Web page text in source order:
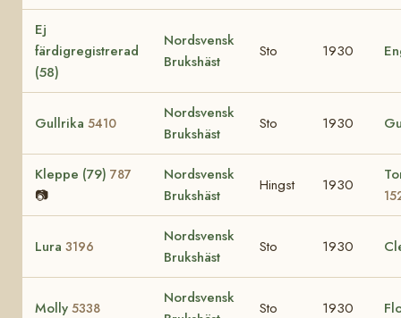
Ej
färdigregistrerad
(58)
Nordsvensk
Brukshäst
Sto 1930
Gullrika 5410
Nordsvensk
Brukshäst
Sto 1930
Kleppe (79) 787
📷
Nordsvensk
Brukshäst
Hingst 1930
Lura 3196
Nordsvensk
Brukshäst
Sto 1930
Molly 5338
Nordsvensk
Sto 1930